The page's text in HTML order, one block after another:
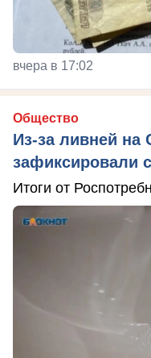
вчера в 17:02
Общество
Из-за ливней на
зафиксировали
Итоги от